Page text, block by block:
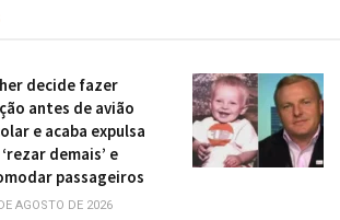
decide fazer
antes de avião
e acaba expulsa
demais’ e
passageiros
AGOSTO DE 2026